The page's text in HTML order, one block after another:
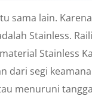
sama lain.
Stainless.
Stainless
dari segi
menuruni